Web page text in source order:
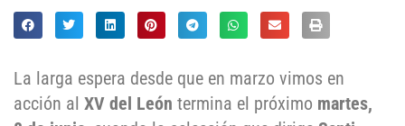
La larga espera desde que en marzo vimos en
acción al XV del León termina el próximo martes,